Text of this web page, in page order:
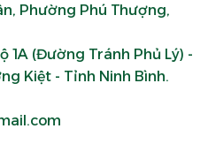
Phường Phú Thượng,
1A (Đường Tránh Phủ Lý) -
Kiệt - Tỉnh Ninh Bình.